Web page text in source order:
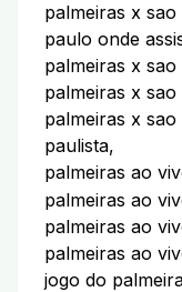
palmeiras x
paulo onde
palmeiras x
palmeiras x
palmeiras x
paulista,
palmeiras ao
palmeiras ao
palmeiras ao
palmeiras ao
jogo do